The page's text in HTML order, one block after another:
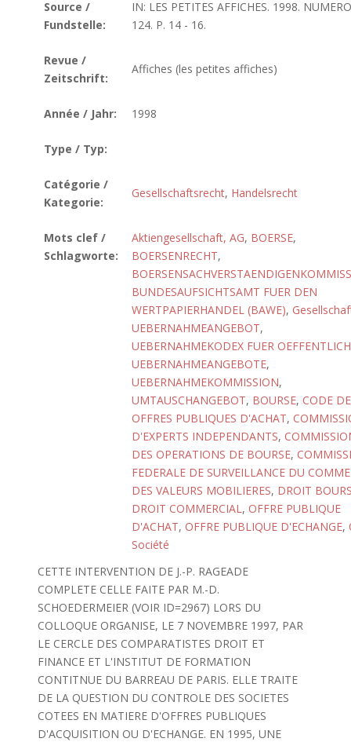
Source /
Fundstelle:
IN: LES PETITES AFFICHES. 1998. NUMERO
124. P. 14 - 16.
Revue /
Zeitschrift:
Affiches (les petites affiches)
Année / Jahr: 1998
Type / Typ:
Catégorie /
Kategorie:
Gesellschaftsrecht, Handelsrecht
Mots clef /
Schlagworte:
Aktiengesellschaft, AG, BOERSE,
BOERSENRECHT,
BUNDESAUFSICHTSAMT FUER DEN
WERTPAPIERHANDEL (BAWE),
UEBERNAHMEANGEBOT,
UEBERNAHMEKODEX FUER
UEBERNAHMEANGEBOTE,
UEBERNAHMEKOMMISSION,
UMTAUSCHANGEBOT, BOURSE, CODE
OFFRES PUBLIQUES D'ACHAT,
D'EXPERTS INDEPENDANTS,
DES OPERATIONS DE BOURSE,
FEDERALE DE SURVEILLANCE DU
DES VALEURS MOBILIERES, DROIT
DROIT COMMERCIAL, OFFRE PUBLIQUE
D'ACHAT, OFFRE PUBLIQUE D'ECHANGE,
Société
CETTE INTERVENTION DE J.-P. RAGEADE
COMPLETE CELLE FAITE PAR M.-D.
SCHOEDERMEIER (VOIR ID=2967) LORS DU
COLLOQUE ORGANISE, LE 7 NOVEMBRE 1997, PAR
LE CERCLE DES COMPARATISTES DROIT ET
FINANCE ET L'INSTITUT DE FORMATION
CONTITNUE DU BARREAU DE PARIS. ELLE TRAITE
DE LA QUESTION DU CONTROLE DES SOCIETES
COTEES EN MATIERE D'OFFRES PUBLIQUES
D'ACQUISITION OU D'ECHANGE. EN 1995, UNE